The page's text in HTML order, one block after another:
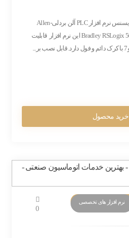
نرم افزار RsLogix 500 v8.40 با لایسنس نرم افزار PLC آلن بردلی-Allen
Bradley RSLogix 500 RSLogix 500 Pro RSLinx Pro این نرم افزار قابلیت
خرید محصول
نرم افزار های تخصصی
0